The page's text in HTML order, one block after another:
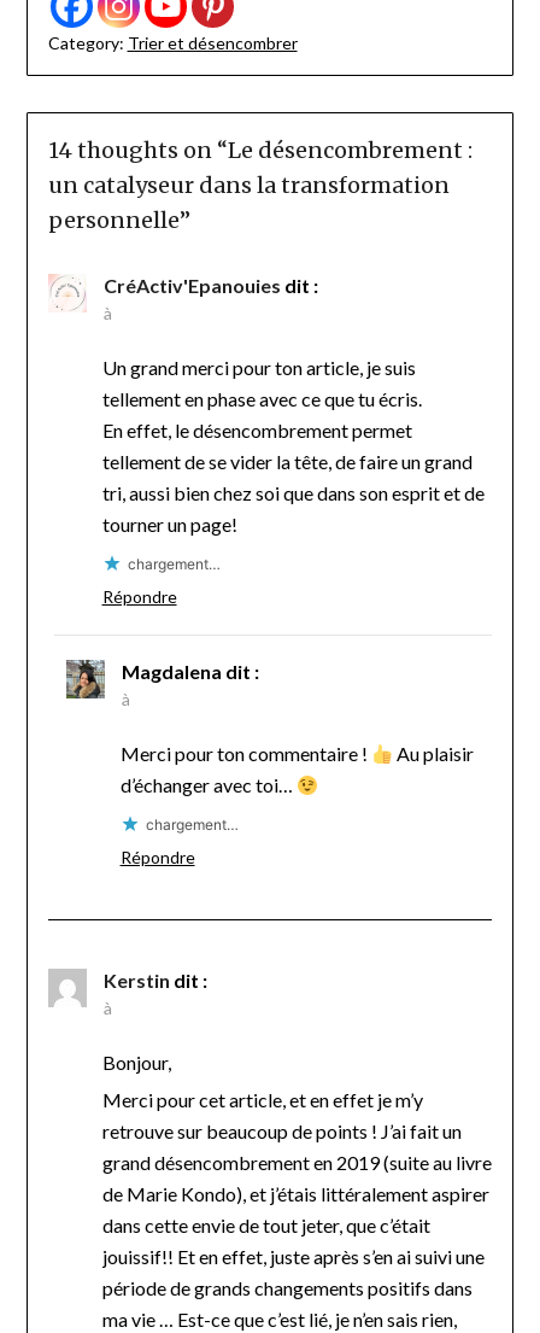
Category: Trier et désencombrer
14 thoughts on “Le désencombrement :
un catalyseur dans la transformation
personnelle”
CréActiv'Epanouies dit :
à
Un grand merci pour ton article, je suis
tellement en phase avec ce que tu écris.
En effet, le désencombrement permet
tellement de se vider la tête, de faire un grand
tri, aussi bien chez soi que dans son esprit et de
tourner un page!
chargement…
Répondre
Magdalena dit :
à
Merci pour ton commentaire !
Au plaisir
d’échanger avec toi…
chargement…
Répondre
Kerstin dit :
à
Bonjour,
Merci pour cet article, et en effet je m’y
retrouve sur beaucoup de points ! J’ai fait un
grand désencombrement en 2019 (suite au livre
de Marie Kondo), et j’étais littéralement aspirer
dans cette envie de tout jeter, que c’était
jouissif!! Et en effet, juste après s’en ai suivi une
période de grands changements positifs dans
ma vie … Est-ce que c’est lié, je n’en sais rien,